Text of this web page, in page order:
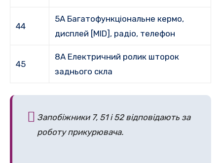
44
5A Багатофункціональне кермо,
дисплей [MID], радіо, телефон
45
8A Електричний ролик шторок
заднього скла
Запобіжники 7, 51 і 52 відповідають за
роботу прикурювача.